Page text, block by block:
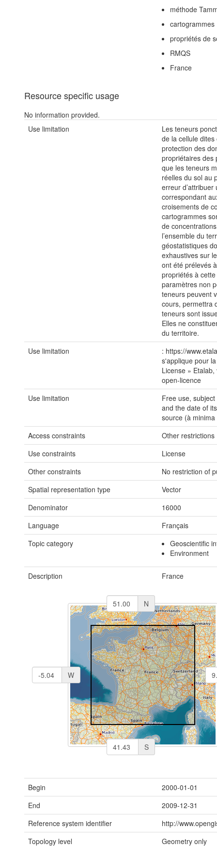
méthode
cartogrammes
propriétés de
RMQS
France
Resource specific usage
No information provided.
Use limitation
Les teneurs
de la cellule
protection des
propriétaires des
que les teneurs
réelles du sol au
erreur
correspondant
croisements de
cartogrammes
de
l’ensemble du
géostatistiques
exhaustives sur
ont été prélevés
propriétés à
paramètres non
teneurs peuvent
cours, permettra
teneurs sont
Elles ne
du territoire.
Use limitation
: https://
s'applique pour
License »
open-licence
Use limitation
Free use,
and the date of
source (à
Access constraints
Other restrictions
Use constraints
License
Other constraints
No restriction of
Spatial representation type
Vector
Denominator
16000
Language
Français
Topic category
Geoscientific
Environment
Description France
N
S
W
Begin
2000-01-01
End
2009-12-31
Reference system identifier
http://
Topology level
Geometry only